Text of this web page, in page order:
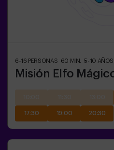
6-16 PERSONAS 60 MIN. 5-10 AÑOS
Misión Elfo
17:30 19:00 20:30